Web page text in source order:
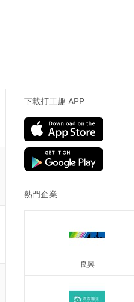
下載打工趣 APP
熱門企業
良興